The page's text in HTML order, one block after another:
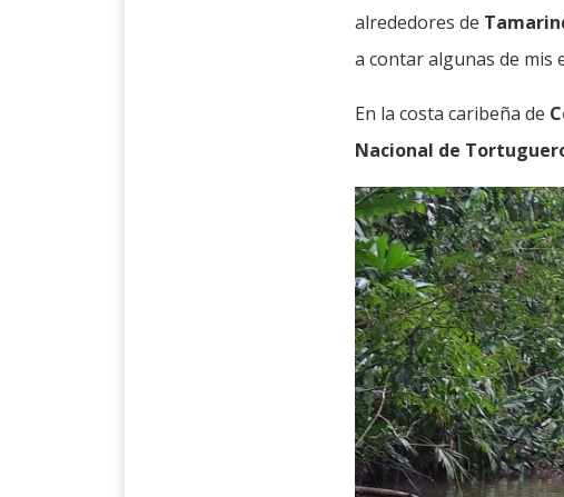
alrededores de
a contar algunas de mis
En la costa caribeña de
Nacional de